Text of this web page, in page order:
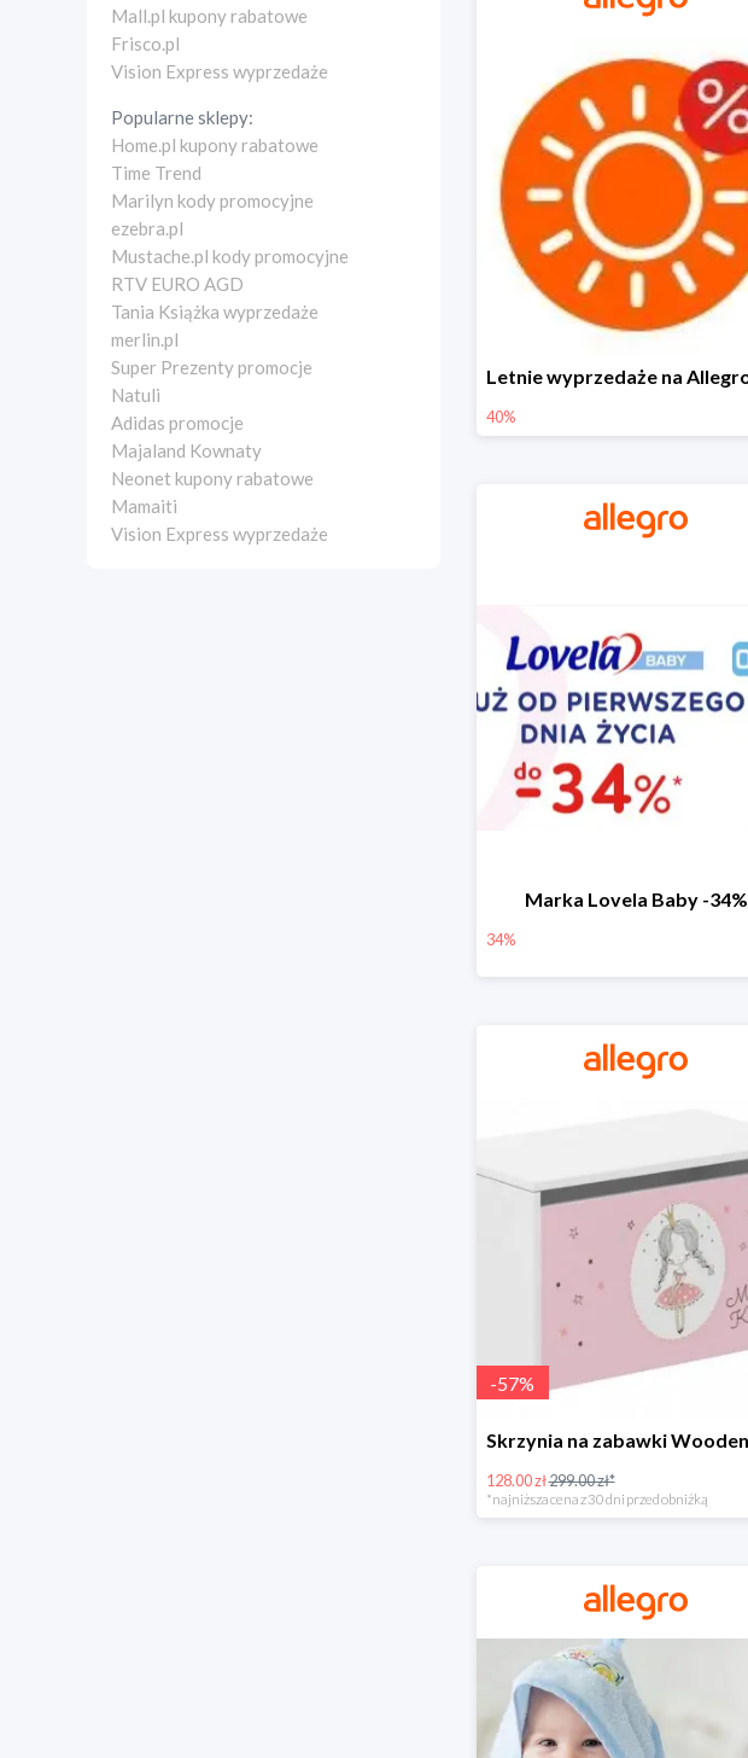
Mall.pl kupony rabatowe
Frisco.pl
Vision Express wyprzedaże
Popularne sklepy:
Home.pl kupony rabatowe
Time Trend
Marilyn kody promocyjne
ezebra.pl
Mustache.pl kody promocyjne
RTV EURO AGD
Tania Książka wyprzedaże
merlin.pl
Super Prezenty promocje
Natuli
Adidas promocje
Majaland Kownaty
Neonet kupony rabatowe
Mamaiti
Vision Express wyprzedaże
40%
Marka Lovela Baby -34%
34%
-57%
128.00 zł299.00 zł*
*najniższa cena z 30 dni przed obniżką